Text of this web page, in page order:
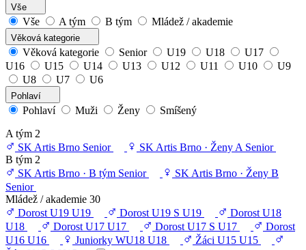
Vše
Vše A tým B tým Mládež / akademie
Věková kategorie
Věková kategorie Senior U19 U18
U17
U16
U15 U14 U13 U12 U11 U10
U9
U8
U7 U6
Pohlaví
Pohlaví Muži Ženy
Smíšený
A tým 2
SK Artis Brno Senior SK Artis Brno · Ženy A Senior
B tým 2
SK Artis Brno · B tým Senior
SK Artis Brno · Ženy B
Senior
Mládež / akademie 30
Dorost U19 U19 Dorost U19 S U19
Dorost U18
U18
Dorost U17 U17 Dorost U17 S U17
Dorost
U16 U16 Juniorky WU18 U18 Žáci U15 U15